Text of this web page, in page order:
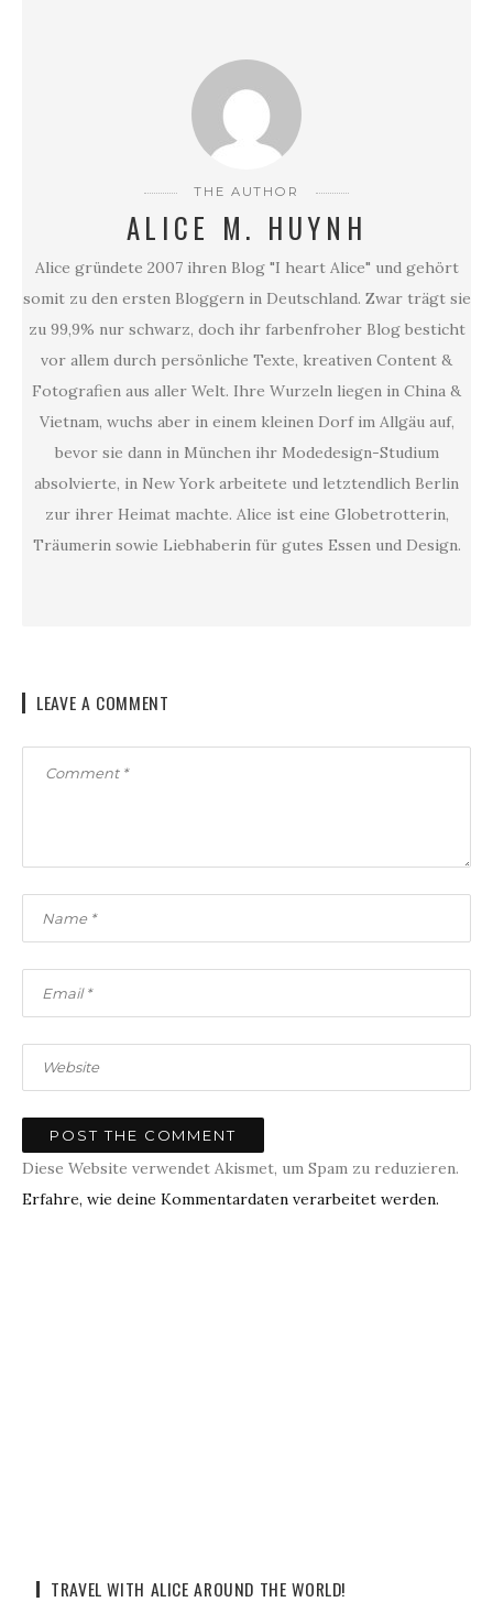
THE AUTHOR
ALICE M. HUYNH
Alice gründete 2007 ihren Blog "I heart Alice" und gehört
somit zu den ersten Bloggern in Deutschland. Zwar trägt sie
zu 99,9% nur schwarz, doch ihr farbenfroher Blog besticht
vor allem durch persönliche Texte, kreativen Content &
Fotografien aus aller Welt. Ihre Wurzeln liegen in China &
Vietnam, wuchs aber in einem kleinen Dorf im Allgäu auf,
bevor sie dann in München ihr Modedesign-Studium
absolvierte, in New York arbeitete und letztendlich Berlin
zur ihrer Heimat machte. Alice ist eine Globetrotterin,
Träumerin sowie Liebhaberin für gutes Essen und Design.
LEAVE A COMMENT
Diese Website verwendet Akismet, um Spam zu reduzieren.
Erfahre, wie deine Kommentardaten verarbeitet werden.
TRAVEL WITH ALICE AROUND THE WORLD!